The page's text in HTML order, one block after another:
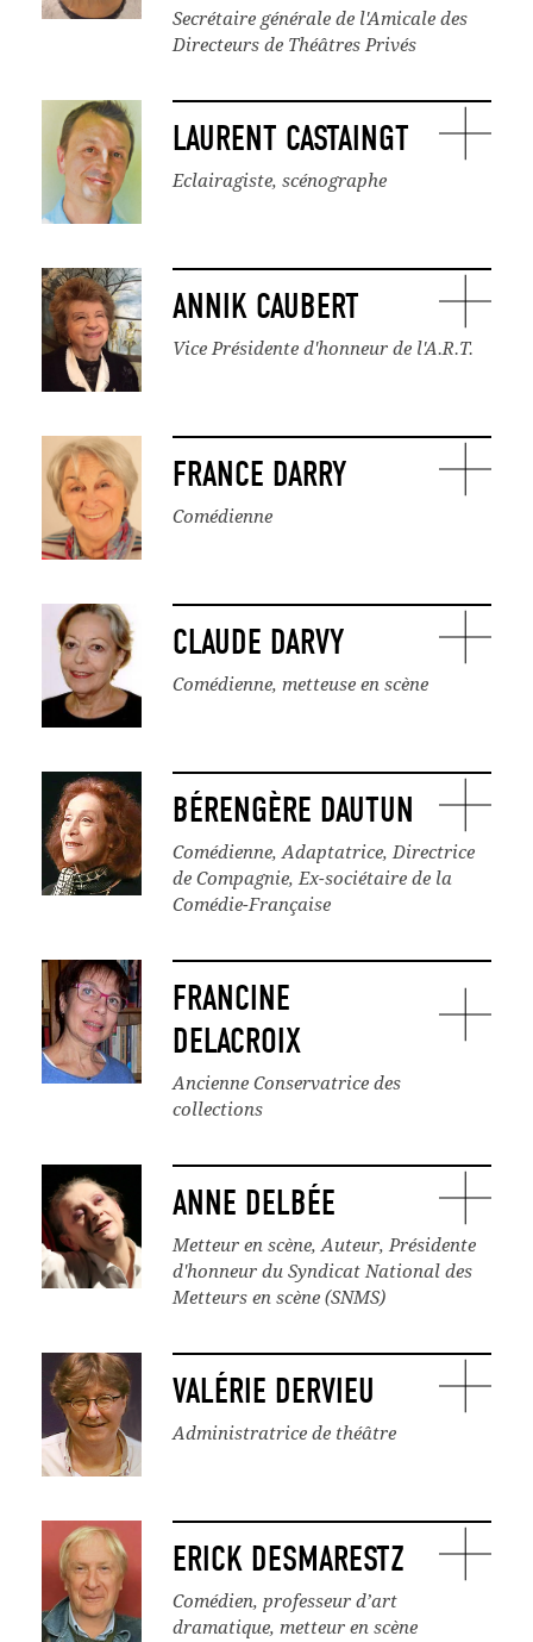
Secrétaire générale de l'Amicale des
Directeurs de Théâtres Privés
LAURENT CASTAINGT
Eclairagiste, scénographe
ANNIK CAUBERT
Vice Présidente d'honneur de l'A.R.T.
FRANCE DARRY
Comédienne
CLAUDE DARVY
Comédienne, metteuse en scène
BÉRENGÈRE DAUTUN
Comédienne, Adaptatrice, Directrice
de Compagnie, Ex-sociétaire de la
Comédie-Française
FRANCINE
DELACROIX
Ancienne Conservatrice des
collections
ANNE DELBÉE
Metteur en scène, Auteur, Présidente
d'honneur du Syndicat National des
Metteurs en scène (SNMS)
VALÉRIE DERVIEU
Administratrice de théâtre
ERICK DESMARESTZ
Comédien, professeur d’art
dramatique, metteur en scène